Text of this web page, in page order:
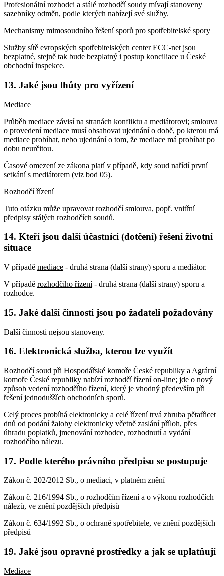
Profesionální rozhodci a stálé rozhodčí soudy mívají stanoveny
sazebníky odměn, podle kterých nabízejí své služby.
Mechanismy mimosoudního řešení sporů pro spotřebitelské spory
Služby sítě evropských spotřebitelských center ECC-net jsou
bezplatné, stejně tak bude bezplatný i postup konciliace u České
obchodní inspekce.
13. Jaké jsou lhůty pro vyřízení
Mediace
Průběh mediace závisí na stranách konfliktu a mediátorovi; smlouva
o provedení mediace musí obsahovat ujednání o době, po kterou má
mediace probíhat, nebo ujednání o tom, že mediace má probíhat po
dobu neurčitou.
Časové omezení ze zákona platí v případě, kdy soud nařídí první
setkání s mediátorem (viz bod 05).
Rozhodčí řízení
Tuto otázku může upravovat rozhodčí smlouva, popř. vnitřní
předpisy stálých rozhodčích soudů.
14. Kteří jsou další účastníci (dotčení) řešení životní
situace
V případě mediace - druhá strana (další strany) sporu a mediátor.
V případě rozhodčího řízení- druhá strana (další strany) sporu a
rozhodce.
15. Jaké další činnosti jsou po žadateli požadovány
Další činnosti nejsou stanoveny.
16. Elektronická služba, kterou lze využít
Rozhodčí soud při Hospodářské komoře České republiky a Agrární
komoře České republiky nabízírozhodčí řízení on-line; jde o nový
způsob vedení rozhodčího řízení, který je vhodný především při
řešení jednodušších obchodních sporů.
Celý proces probíhá elektronicky a celé řízení trvá zhruba pětatřicet
dnů od podání žaloby elektronicky včetně zaslání příloh, přes
úhradu poplatků, jmenování rozhodce, rozhodnutí a vydání
rozhodčího nálezu.
17. Podle kterého právního předpisu se postupuje
Zákon č. 202/2012 Sb., o mediaci, v platném znění
Zákon č. 216/1994 Sb., o rozhodčím řízení a o výkonu rozhodčích
nálezů, ve znění pozdějších předpisů
Zákon č. 634/1992 Sb., o ochraně spotřebitele, ve znění pozdějších
předpisů
19. Jaké jsou opravné prostředky a jak se uplatňují
Mediace